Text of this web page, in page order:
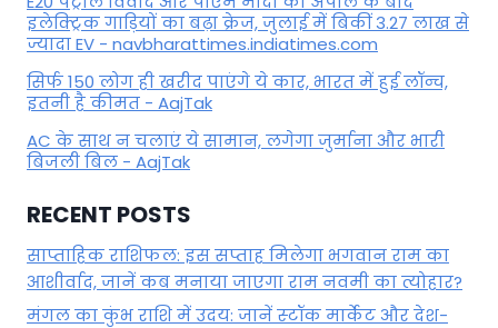
इलेक्ट्रिक गाड़ियों का बढ़ा क्रेज, जुलाई में बिकीं 3.27 लाख से
ज्यादा EV - navbharattimes.indiatimes.com
सिर्फ 150 लोग ही खरीद पाएंगे ये कार, भारत में हुई लॉन्च,
इतनी है कीमत - AajTak
AC के साथ न चलाएं ये सामान, लगेगा जुर्माना और भारी
बिजली बिल - AajTak
RECENT POSTS
साप्ताहिक राशिफल: इस सप्ताह मिलेगा भगवान राम का
आशीर्वाद, जानें कब मनाया जाएगा राम नवमी का त्योहार?
मंगल का कुंभ राशि में उदय: जानें स्‍टॉक मार्केट और देश-